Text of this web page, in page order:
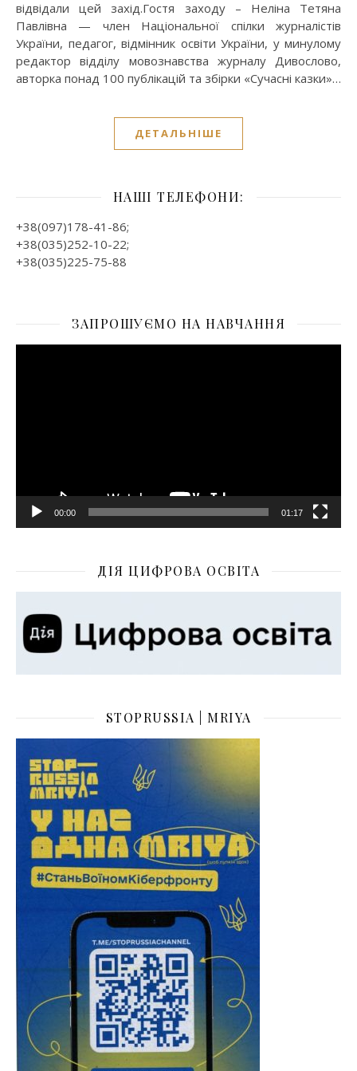
відвідали цей захід.Гостя заходу – Неліна Тетяна
Павлівна — член Національної спілки журналістів
України, педагог, відмінник освіти України, у минулому
редактор відділу мовознавства журналу Дивослово,
авторка понад 100 публікацій та збірки «Сучасні казки»…
ДЕТАЛЬНІШЕ
НАШІ ТЕЛЕФОНИ:
+38(097)178-41-86;
+38(035)252-10-22;
+38(035)225-75-88
ЗАПРОШУЄМО НА НАВЧАННЯ
00:00 01:17
ДІЯ ЦИФРОВА ОСВІТА
STOPRUSSIA | MRIYA